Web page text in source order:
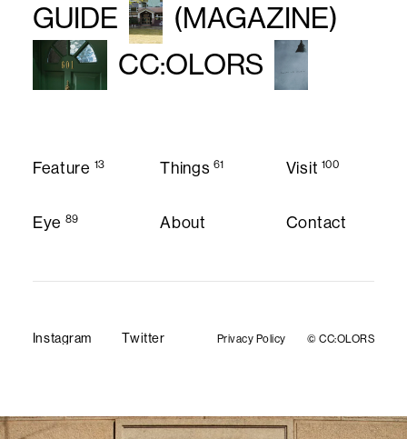
GUIDE
(MAGAZINE)
CC:OLORS
Feature 13
Things 61
Visit 100
Eye 89
About
Contact
Instagram
Twitter
Privacy Policy © CC:OLORS